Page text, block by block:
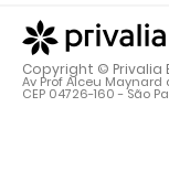
Copyright © Privalia
Av Prof Alceu Maynard
CEP 04726-160 - São